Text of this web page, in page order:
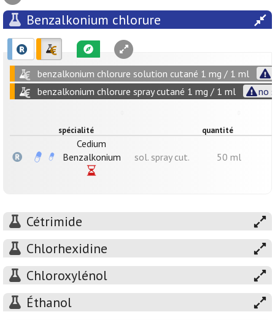
Benzalkonium chlorure
benzalkonium chlorure solution cutané 1 mg / 1 ml
benzalkonium chlorure spray cutané 1 mg / 1 ml
no
spécialité quantité
Cedium
Benzalkonium
sol. spray cut. 50 ml
Cétrimide
Chlorhexidine
Chloroxylénol
Éthanol